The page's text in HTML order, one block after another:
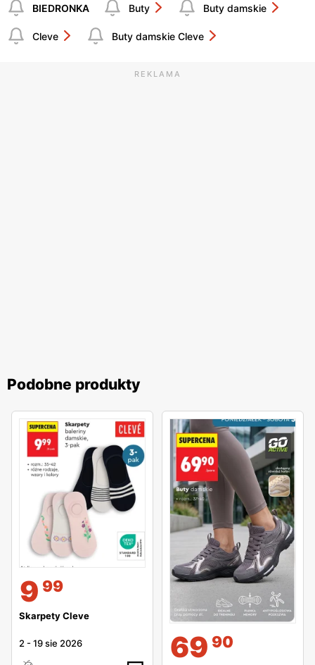
BIEDRONKA Buty Buty damskie
Cleve Buty damskie Cleve
REKLAMA
Podobne produkty
9 99
Skarpety Cleve
2 -19 sie 2026 69 90